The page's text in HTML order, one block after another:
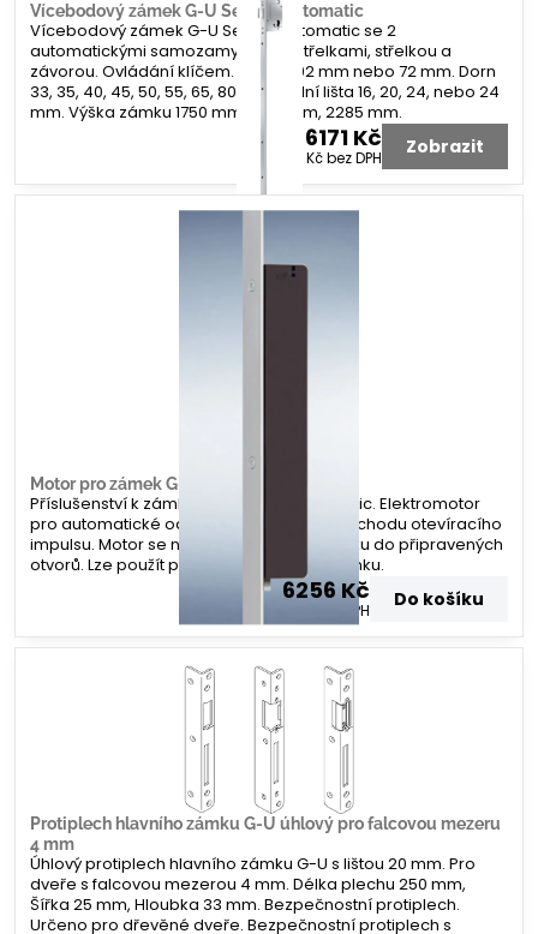
Vícebodový zámek G-U Secury Automatic
Vícebodový zámek G-U Secury Automatic se 2
automatickými samozamykacími střelkami, střelkou a
závorou. Ovládání klíčem. Rozteč 92 mm nebo 72 mm. Dorn
33, 35, 40, 45, 50, 55, 65, 80 mm. Čelní lišta 16, 20, 24, nebo 24
mm. Výška zámku 1750 mm, 1935 mm, 2285 mm.
6171 Kč
5100 Kčbez DPH Zobrazit
Motor pro zámek G-U A-otevírač
Příslušenství k zámku G-U Secury Automatic. Elektromotor
pro automatické odemknutí zámku po příchodu otevíracího
impulsu. Motor se namontuje na lištu zámku do připravených
otvorů. Lze použít po všechny varianty zámku.
6256 Kč
bez DPH Do košíku
Protiplech hlavního zámku G-U úhlový pro falcovou mezeru
4 mm
Úhlový protiplech hlavního zámku G-U s lištou 20 mm. Pro
dveře s falcovou mezerou 4 mm. Délka plechu 250 mm,
Šířka 25 mm, Hloubka 33 mm. Bezpečnostní protiplech.
Určeno pro dřevěné dveře. Bezpečnostní protiplech s